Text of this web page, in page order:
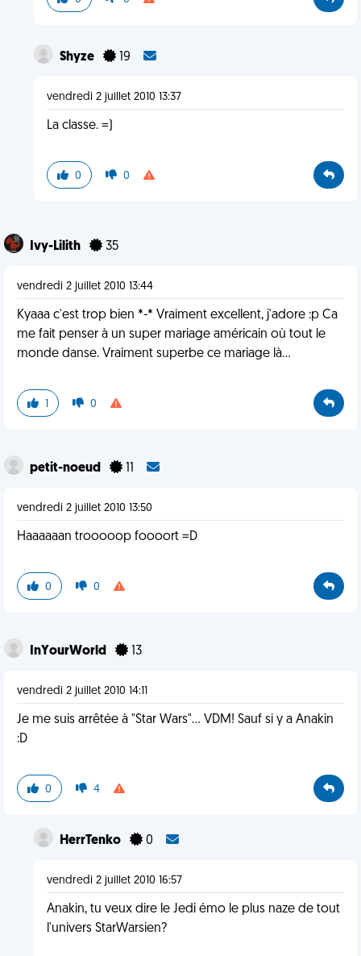
Shyze 19
vendredi 2 juillet 2010 13:37
La classe. =)
0 0
Ivy-Lilith 35
vendredi 2 juillet 2010 13:44
Kyaaa c'est trop bien *-* Vraiment excellent, j'adore :p Ca
me fait penser à un super mariage américain où tout le
monde danse. Vraiment superbe ce mariage là...
1 0
petit-noeud
vendredi 2 juillet 2010 13:50
Haaaaaan trooooop foooort =D
0 0
InYourWorld 13
vendredi 2 juillet 2010 14:11
Je me suis arrêtée à "Star Wars"... VDM! Sauf si y a Anakin
:D
0 4
HerrTenko 0
vendredi 2 juillet 2010 16:57
Anakin, tu veux dire le Jedi émo le plus naze de tout
l'univers StarWarsien?